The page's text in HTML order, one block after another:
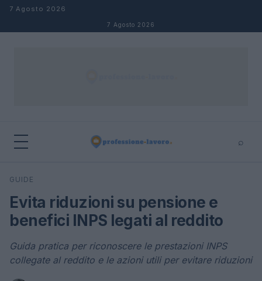
Salta al contenuto
7 Agosto 2026
7 Agosto 2026
⌕
Cerca
GUIDE
Evita riduzioni su pensione e
benefici INPS legati al reddito
Guida pratica per riconoscere le prestazioni INPS
collegate al reddito e le azioni utili per evitare riduzioni